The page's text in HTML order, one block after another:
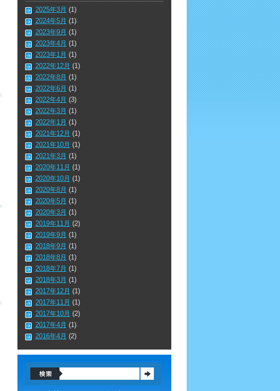
2025年3月(1)
2024年5月(1)
2023年9月(1)
2023年4月(1)
2023年1月(1)
2022年12月(1)
2022年8月(1)
2022年6月(1)
2022年4月(3)
2022年3月(1)
2022年1月(1)
2021年12月(1)
2021年10月(1)
2021年3月(1)
2020年11月(1)
2020年10月(1)
2020年8月(1)
2020年5月(1)
2020年3月(1)
2019年11月(2)
2019年9月(1)
2018年9月(1)
2018年8月(1)
2018年7月(1)
2018年3月(1)
2017年12月(1)
2017年11月(1)
2017年10月(2)
2017年4月(1)
2016年4月(2)